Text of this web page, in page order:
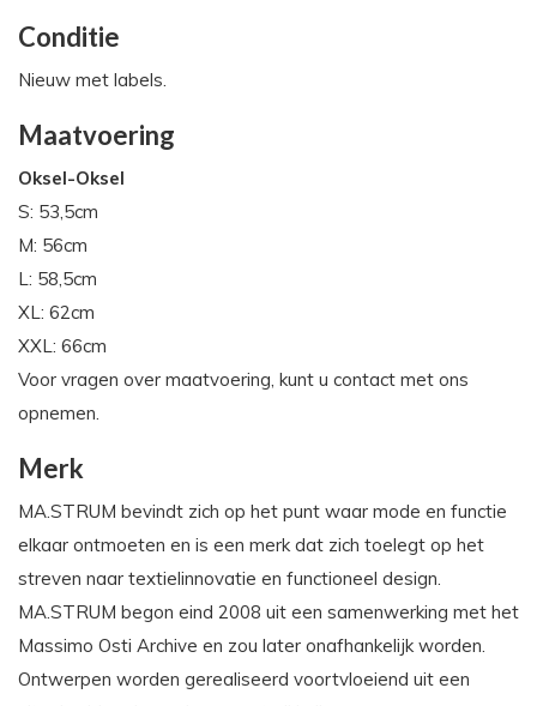
Conditie
Nieuw met labels.
Maatvoering
Oksel-Oksel
S: 53,5cm
M: 56cm
L: 58,5cm
XL: 62cm
XXL: 66cm
Voor vragen over maatvoering, kunt u contact met ons
opnemen.
Merk
MA.STRUM bevindt zich op het punt waar mode en functie
elkaar ontmoeten en is een merk dat zich toelegt op het
streven naar textielinnovatie en functioneel design.
MA.STRUM begon eind 2008 uit een samenwerking met het
Massimo Osti Archive en zou later onafhankelijk worden.
Ontwerpen worden gerealiseerd voortvloeiend uit een